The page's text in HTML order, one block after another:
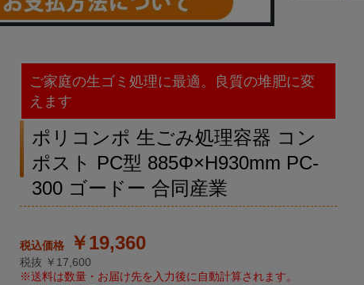
ご家庭の生ゴミ処理に最適。良質の堆肥に変
えます
ポリコンポ 生ごみ処理容器 コン
ポスト PC型 885Φ×H930mm PC-
300 ゴードー 合同産業
￥19,360
税抜 ￥17,600